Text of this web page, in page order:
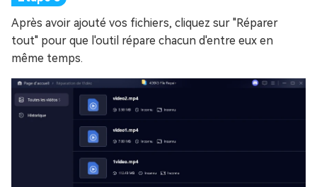
Après avoir ajouté vos fichiers, cliquez sur "Réparer
tout" pour que l'outil répare chacun d'entre eux en
même temps.